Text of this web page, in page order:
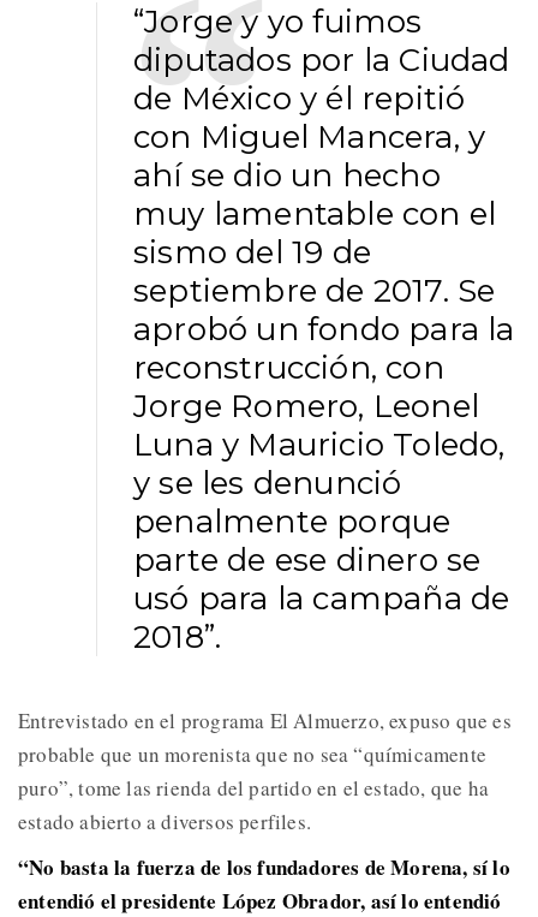
“Jorge y yo fuimos
diputados por la Ciudad
de México y él repitió
con Miguel Mancera, y
ahí se dio un hecho
muy lamentable con el
sismo del 19 de
septiembre de 2017. Se
aprobó un fondo para la
reconstrucción, con
Jorge Romero, Leonel
Luna y Mauricio Toledo,
y se les denunció
penalmente porque
parte de ese dinero se
usó para la campaña de
2018”.
Entrevistado en el programa El Almuerzo, expuso que es
probable que un morenista que no sea “químicamente
puro”, tome las rienda del partido en el estado, que ha
estado abierto a diversos perfiles.
“No basta la fuerza de los fundadores de Morena, sí lo
entendió el presidente López Obrador, así lo entendió